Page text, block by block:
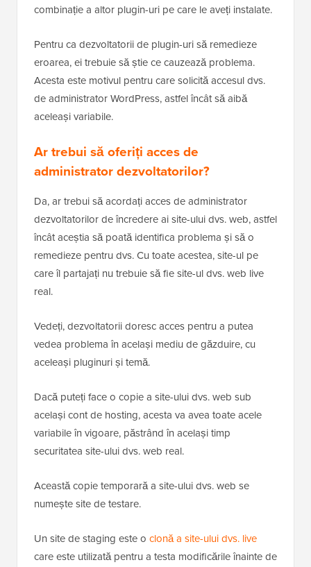
combinație a altor plugin-uri pe care le aveți instalate.
Pentru ca dezvoltatorii de plugin-uri să remedieze
eroarea, ei trebuie să știe ce cauzează problema.
Acesta este motivul pentru care solicită accesul dvs.
de administrator WordPress, astfel încât să aibă
aceleași variabile.
Ar trebui să oferiți acces de
administrator dezvoltatorilor?
Da, ar trebui să acordați acces de administrator
dezvoltatorilor de încredere ai site-ului dvs. web, astfel
încât aceștia să poată identifica problema și să o
remedieze pentru dvs. Cu toate acestea, site-ul pe
care îl partajați nu trebuie să fie site-ul dvs. web live
real.
Vedeți, dezvoltatorii doresc acces pentru a putea
vedea problema în același mediu de găzduire, cu
aceleași pluginuri și temă.
Dacă puteți face o copie a site-ului dvs. web sub
același cont de hosting, acesta va avea toate acele
variabile în vigoare, păstrând în același timp
securitatea site-ului dvs. web real.
Această copie temporară a site-ului dvs. web se
numește site de testare.
Un site de staging este o clonă a site-ului dvs. live
care este utilizată pentru a testa modificările înainte de